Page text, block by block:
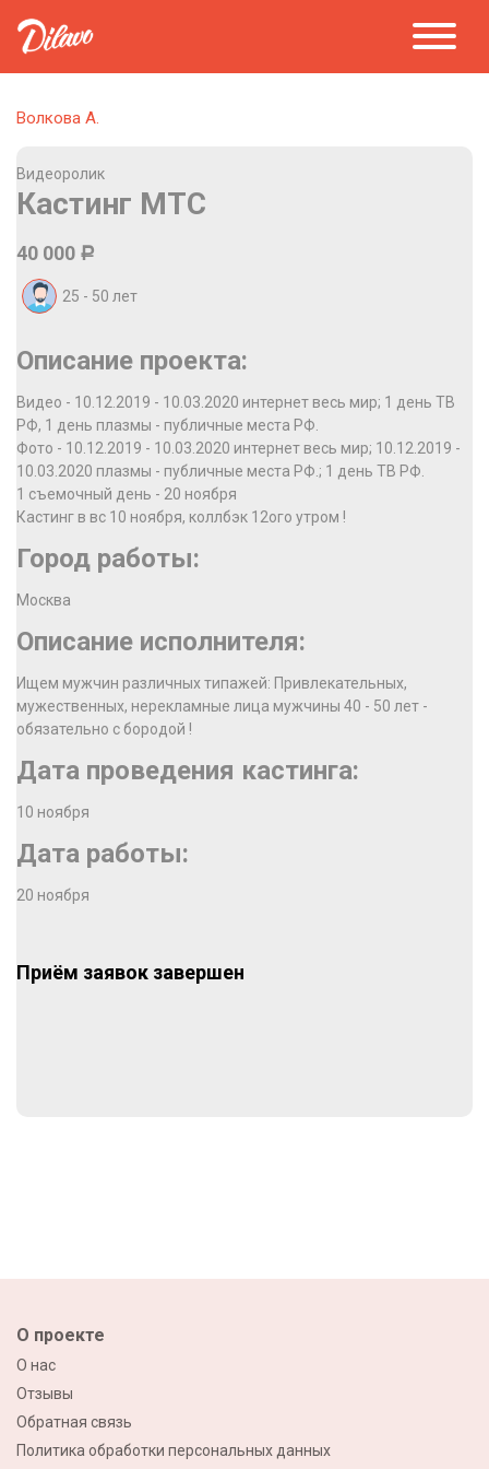
Волкова А.
Видеоролик
Кастинг МТС
40 000 Р
25 - 50 лет
Описание проекта:
Видео - 10.12.2019 - 10.03.2020 интернет весь мир; 1 день ТВ
РФ, 1 день плазмы - публичные места РФ.
Фото - 10.12.2019 - 10.03.2020 интернет весь мир; 10.12.2019 -
10.03.2020 плазмы - публичные места РФ.; 1 день ТВ РФ.
1 съемочный день - 20 ноября
Кастинг в вс 10 ноября, коллбэк 12ого утром !
Город работы:
Москва
Описание исполнителя:
Ищем мужчин различных типажей: Привлекательных,
мужественных, нерекламные лица мужчины 40 - 50 лет -
обязательно с бородой !
Дата проведения кастинга:
10 ноября
Дата работы:
20 ноября
Приём заявок завершен
О проекте
О нас
Отзывы
Обратная связь
Политика обработки персональных данных